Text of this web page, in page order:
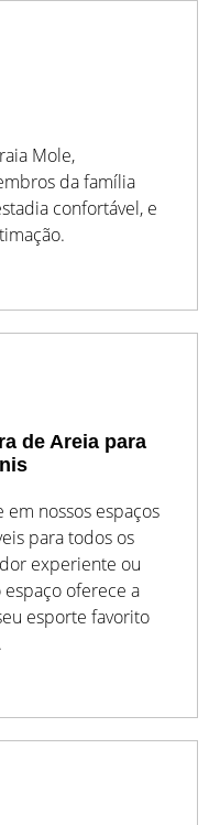
Mole,
da família
confortável, e
de Areia para
em nossos espaços
para todos os
experiente ou
oferece a
esporte favorito